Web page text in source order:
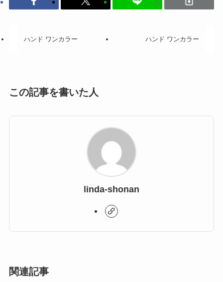
ハンド ワンカラー ハンド ワンカラー
この記事を書いた人
linda-shonan
関連記事